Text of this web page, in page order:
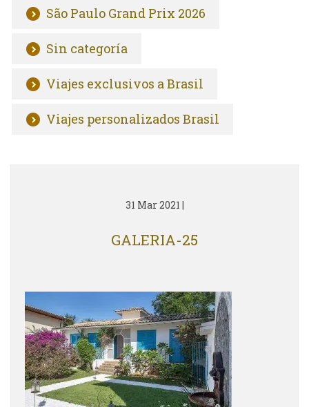
São Paulo Grand Prix 2026
Sin categoría
Viajes exclusivos a Brasil
Viajes personalizados Brasil
31 Mar 2021 |
GALERIA-25